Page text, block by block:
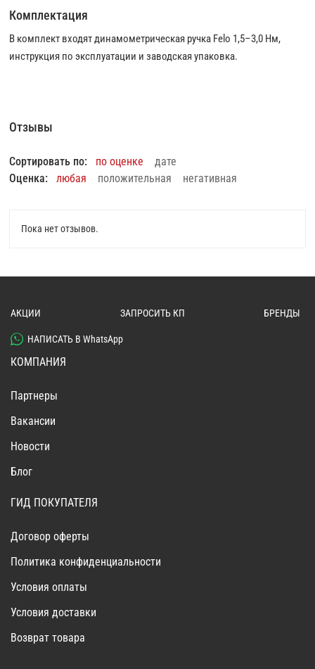
Комплектация
В комплект входят динамометрическая ручка Felo 1,5–3,0 Нм,
инструкция по эксплуатации и заводская упаковка.
Отзывы
Сортировать по: по оценке
дате
Оценка:
любая положительная негативная
Пока нет отзывов.
АКЦИИ ЗАПРОСИТЬ КП БРЕНДЫ
НАПИСАТЬ В WhatsApp
КОМПАНИЯ
Партнеры
Вакансии
Новости
Блог
ГИД ПОКУПАТЕЛЯ
Договор оферты
Политика конфиденциальности
Условия оплаты
Условия доставки
Возврат товара